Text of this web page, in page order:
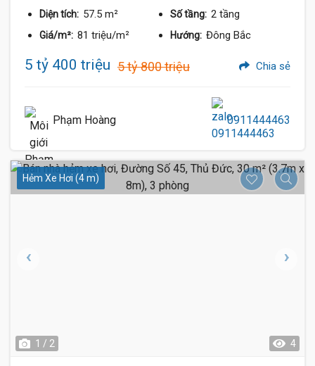
Diện tích: 57.5 m² Số tầng: 2 tầng
Giá/m²: 81 triệu/m² Hướng: Đông Bắc
5 tỷ 400 triệu 5 tỷ 800 triệu Chia sẻ
Phạm Hoàng 0911444463
Hẻm Xe Hơi (4 m)
1 / 2 4